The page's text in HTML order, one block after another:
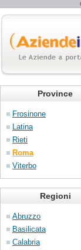
Province
Frosinone
Latina
Rieti
Roma
Viterbo
Regioni
Abruzzo
Basilicata
Calabria